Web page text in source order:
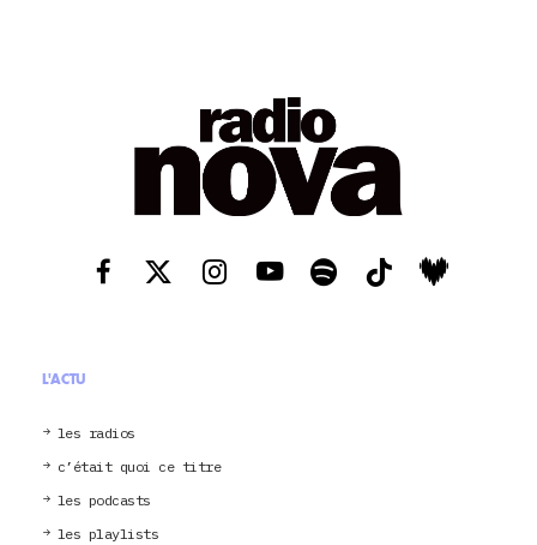
L'ACTU
les radios
c’était quoi ce titre
les podcasts
les playlists